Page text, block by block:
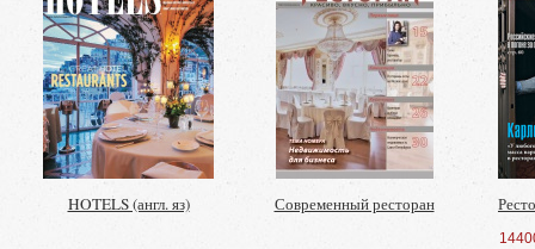
HOTELS (англ. яз) Современный ресторан